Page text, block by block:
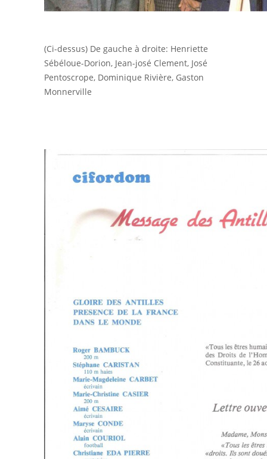
(Ci-dessus) De gauche à droite: Henriette
Sébéloue-Dorion, Jean-josé Clement, José
Pentoscrope, Dominique Rivière, Gaston
Monnerville